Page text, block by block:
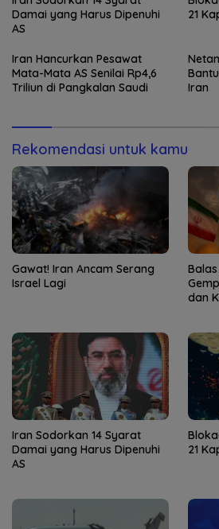
Damai yang Harus Dipenuhi
AS
21
Iran Hancurkan Pesawat
Mata-Mata AS Senilai Rp4,6
Triliun di Pangkalan Saudi
Iran
Rekomendasi untuk kamu
Gawat! Iran Ancam Serang
Israel Lagi
dan
Iran Sodorkan 14 Syarat
Damai yang Harus Dipenuhi
AS
21